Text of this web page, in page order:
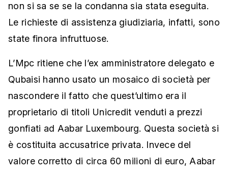
non si sa se se la condanna sia stata eseguita.
Le richieste di assistenza giudiziaria, infatti, sono
state finora infruttuose.
L’Mpc ritiene che l’ex amministratore delegato e
Qubaisi hanno usato un mosaico di società per
nascondere il fatto che quest’ultimo era il
proprietario di titoli Unicredit venduti a prezzi
gonfiati ad Aabar Luxembourg. Questa società si
è costituita accusatrice privata. Invece del
valore corretto di circa 60 milioni di euro, Aabar